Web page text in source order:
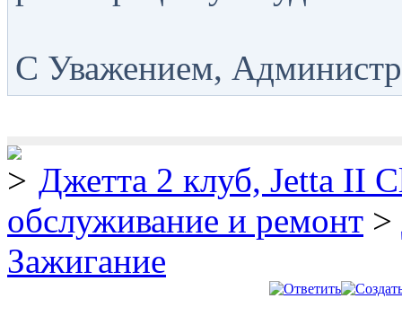
С Уважением,
Джетта 2 клуб, Jetta II
обслуживание и ремонт >
Зажигание